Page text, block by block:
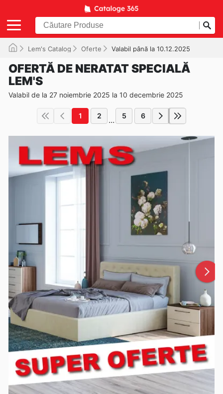
Lem's Catalog Oferte Valabil până la 10.12.2025
OFERTĂ DE NERATAT SPECIALĂ
LEM'S
Valabil de la 27 noiembrie 2025 la 10 decembrie 2025
1 2 ... 5 6